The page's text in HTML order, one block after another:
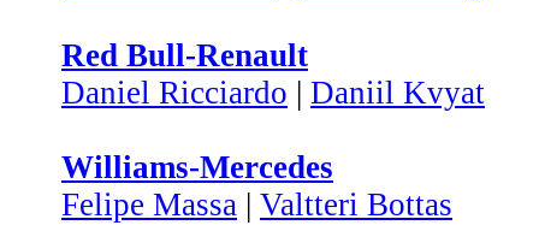
Red Bull-Renault
Daniel Ricciardo | Daniil Kvyat
Williams-Mercedes
Felipe Massa | Valtteri Bottas